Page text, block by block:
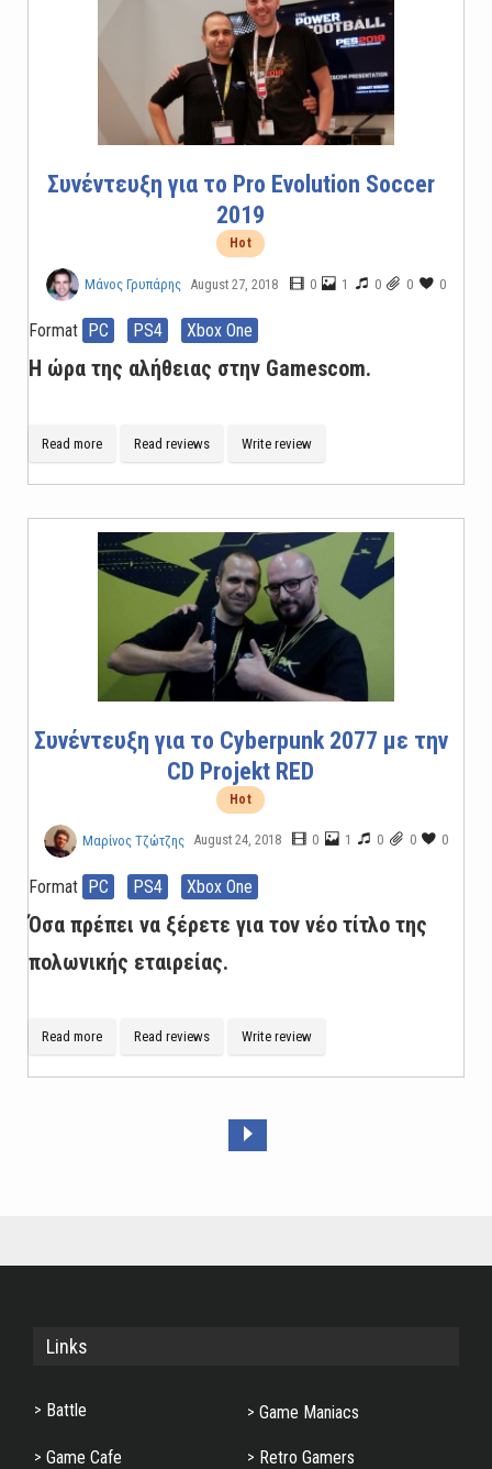
Συνέντευξη για το Pro Evolution Soccer
2019
Hot
Μάνος Γρυπάρης August 27, 2018 0 1 0 0 0
Format PC PS4 Xbox One
Η ώρα της αλήθειας στην Gamescom.
Read more Read reviews Write review
Συνέντευξη για το Cyberpunk 2077 με την
CD Projekt RED
Hot
Μαρίνος Τζώτζης August 24, 2018 0 1 0 0 0
Format PC PS4 Xbox One
Όσα πρέπει να ξέρετε για τον νέο τίτλο της
πολωνικής εταιρείας.
Read more Read reviews Write review
Links
Battle Game Maniacs
Game Cafe Retro Gamers